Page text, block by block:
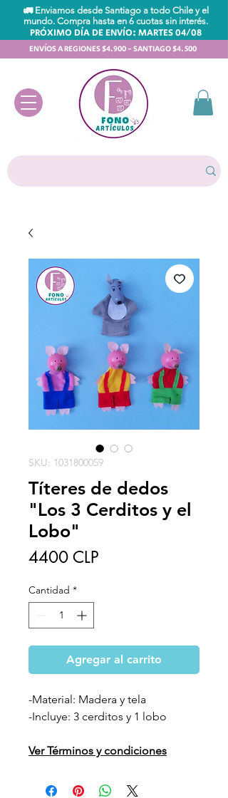
🚛 Enviamos desde Santiago a todo Chile y el
mundo. Compra hasta en 6 cuotas sin interés.
PRÓXIMO DÍA DE ENVÍO: MARTES 04/08
ENVÍOS A REGIONES $4.900 - SANTIAGO $4.500
SKU: 1031800059
Títeres de dedos
"Los 3 Cerditos y el
Lobo"
4400 CLP
Cantidad *
Agregar al carrito
-Material: Madera y tela
-Incluye: 3 cerditos y 1 lobo
Ver Términos y condiciones